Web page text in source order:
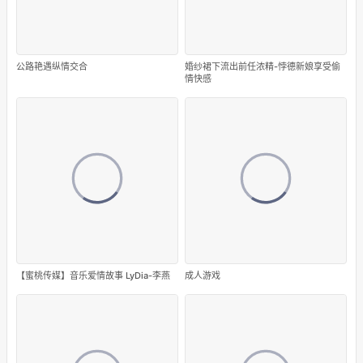
公路艳遇纵情交合
婚纱裙下流出前任浓精-悖德新娘享受偷
情快感
【蜜桃传媒】音乐爱情故事 LyDia-李燕 成人游戏